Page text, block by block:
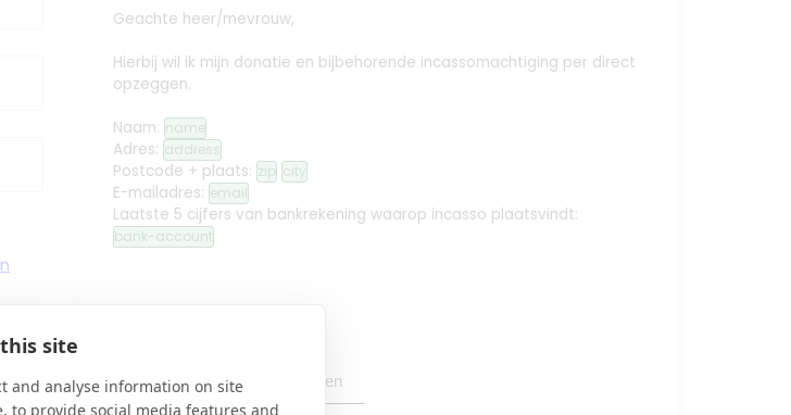
site
and analyse information on site
to provide social media features and
Geachte heer/mevrouw,
Hierbij wil ik mijn donatie en bijbehorende incassomachtiging per direct
opzeggen.
Naam: name
Adres: address
Postcode + plaats: zip city
E-mailadres: email
Laatste 5 cijfers van bankrekening waarop incasso plaatsvindt:
bank-account
editHandtekening toevoegen